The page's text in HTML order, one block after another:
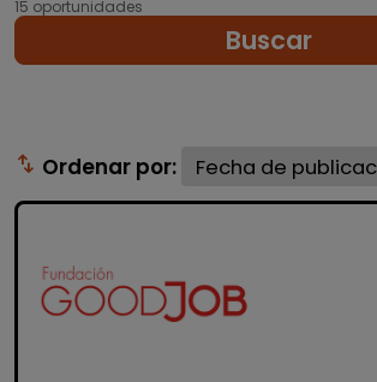
15 oportunidades
Buscar
swap_vert Ordenar por: